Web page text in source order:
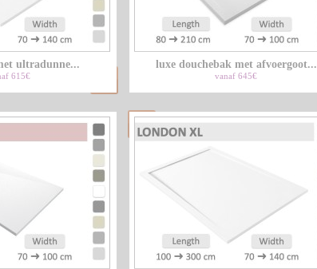
ultradunne...
615€
luxe douchebak met afvoergoot...
vanaf 645€